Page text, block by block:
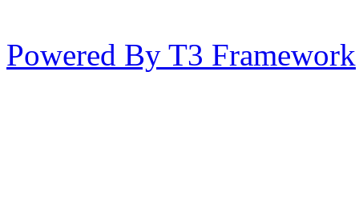
Powered By T3 Framework